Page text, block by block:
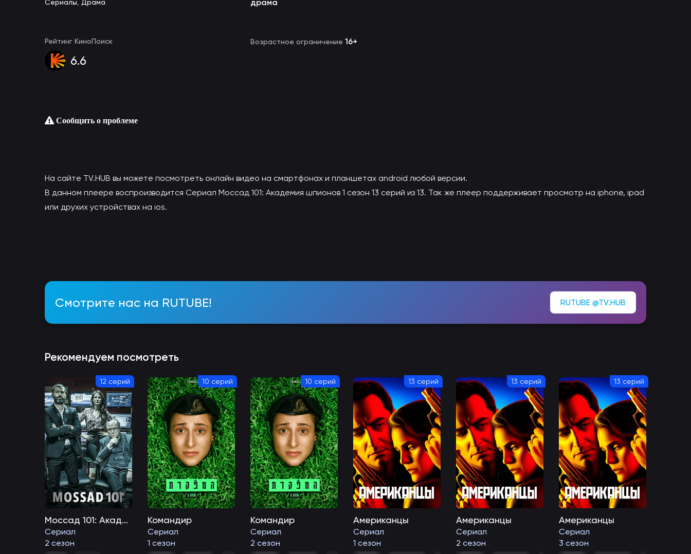
Сериалы Драма драма
Рейтинг КиноПоиск
6.6
Возрастное ограничение 16+
Сообщить о проблеме
На сайте TV.HUB вы можете посмотреть онлайн видео на смартфонах и планшетах android любой версии.
В данном плеере воспроизводится Сериал Моссад 101: Академия шпионов 1 сезон 13 серий из 13. Так же плеер поддерживает просмотр на iphone, ipad
или друхих устройствах на ios.
Смотрите нас на RUTUBE! RUTUBE @TV.HUB
Рекомендуем посмотреть
12 серий
Моссад 101: Академия шпионов
Сериал
2 сезон
10 серий
Командир
Сериал
1 сезон
10 серий
Командир
Сериал
2 сезон
13 серий
Американцы
Сериал
1 сезон
13 серий
Американцы
Сериал
2 сезон
13 серий
Американцы
Сериал
3 сезон